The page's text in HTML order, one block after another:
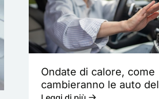
Ondate di calore, come
cambieranno le auto